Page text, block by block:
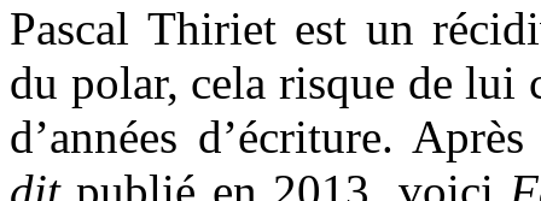
Pascal Thiriet est un
du polar, cela risque de lui
d’années d’écriture.
ditpublié en 2013, voici